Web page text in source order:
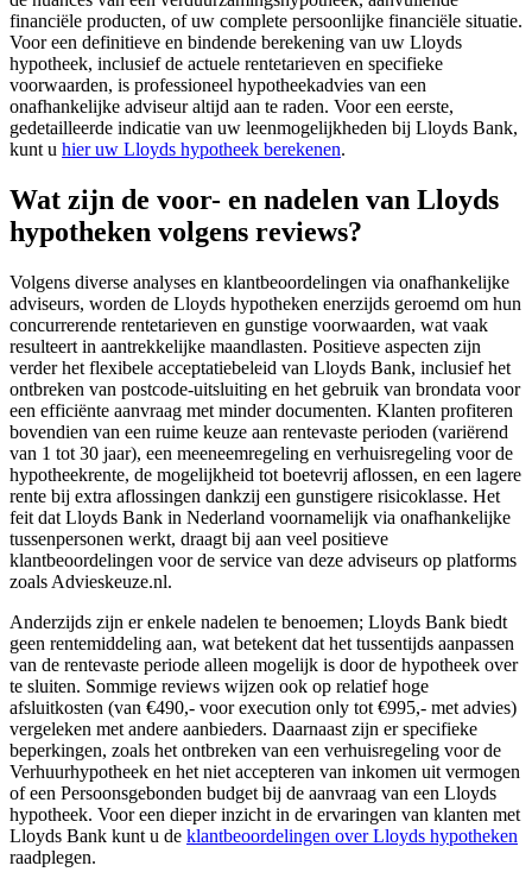
financiële producten, of uw complete persoonlijke financiële situatie.
Voor een definitieve en bindende berekening van uw Lloyds
hypotheek, inclusief de actuele rentetarieven en specifieke
voorwaarden, is professioneel hypotheekadvies van een
onafhankelijke adviseur altijd aan te raden. Voor een eerste,
gedetailleerde indicatie van uw leenmogelijkheden bij Lloyds Bank,
kunt u hier uw Lloyds hypotheek berekenen.
Wat zijn de voor- en nadelen van Lloyds
hypotheken volgens reviews?
Volgens diverse analyses en klantbeoordelingen via onafhankelijke
adviseurs, worden de Lloyds hypotheken enerzijds geroemd om hun
concurrerende rentetarieven en gunstige voorwaarden, wat vaak
resulteert in aantrekkelijke maandlasten. Positieve aspecten zijn
verder het flexibele acceptatiebeleid van Lloyds Bank, inclusief het
ontbreken van postcode-uitsluiting en het gebruik van brondata voor
een efficiënte aanvraag met minder documenten. Klanten profiteren
bovendien van een ruime keuze aan rentevaste perioden (variërend
van 1 tot 30 jaar), een meeneemregeling en verhuisregeling voor de
hypotheekrente, de mogelijkheid tot boetevrij aflossen, en een lagere
rente bij extra aflossingen dankzij een gunstigere risicoklasse. Het
feit dat Lloyds Bank in Nederland voornamelijk via onafhankelijke
tussenpersonen werkt, draagt bij aan veel positieve
klantbeoordelingen voor de service van deze adviseurs op platforms
zoals Advieskeuze.nl.
Anderzijds zijn er enkele nadelen te benoemen; Lloyds Bank biedt
geen rentemiddeling aan, wat betekent dat het tussentijds aanpassen
van de rentevaste periode alleen mogelijk is door de hypotheek over
te sluiten. Sommige reviews wijzen ook op relatief hoge
afsluitkosten (van €490,- voor execution only tot €995,- met advies)
vergeleken met andere aanbieders. Daarnaast zijn er specifieke
beperkingen, zoals het ontbreken van een verhuisregeling voor de
Verhuurhypotheek en het niet accepteren van inkomen uit vermogen
of een Persoonsgebonden budget bij de aanvraag van een Lloyds
hypotheek. Voor een dieper inzicht in de ervaringen van klanten met
Lloyds Bank kunt u de klantbeoordelingen over Lloyds hypotheken
raadplegen.